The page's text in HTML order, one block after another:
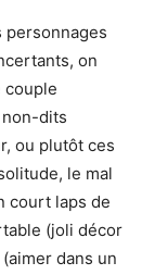
personnages
on
couple
dits
ou plutôt ces
le mal
court laps de
(joli décor
dans un